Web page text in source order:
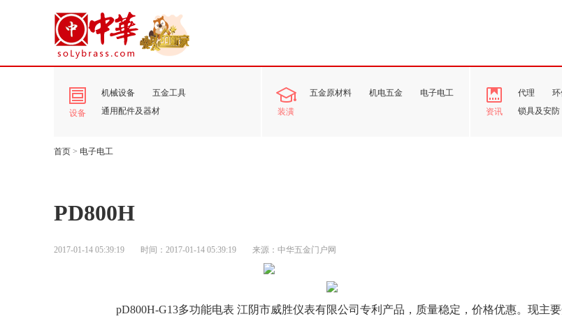
设备
机械设备
五金工具
通用配件及器材
装潢
五金原材料 机电五金
电子电工
资讯
代理
锁具及安防
首页 > 电子电工
PD800H
2017-01-14 05:39:19 时间：2017-01-14 05:39:19 来源：中华五金门户网
pD800H-G13多功能电表 江阴市威胜仪表有限公司专利产品，质量稳定，价格优惠。现主